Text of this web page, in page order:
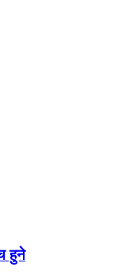
हुने